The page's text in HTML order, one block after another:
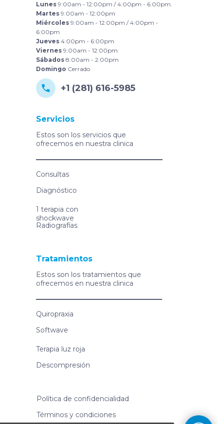
Lunes 9:00am - 12:00pm / 4:00pm - 6:00pm.
Martes 9:00am - 12:00pm
Miércoles 9:00am - 12:00pm / 4:00pm -
6:00pm
Jueves 4:00pm - 6:00pm
Viernes 9:00am - 12:00pm
Sábados 8:00am - 2:00pm
Domingo Cerrado
Tratamientos
Estos son los tratamientos que
ofrecemos en nuestra clinica
Quiropraxia
Terapia luz roja
Softwave
Descompresión
Servicios
Estos son los servicios que
ofrecemos en nuestra clinica
Consultas
1 terapia con
shockwave
Diagnóstico
Radiografías
Política de confidencialidad
Términos y condiciones
+1 (281) 616-5985